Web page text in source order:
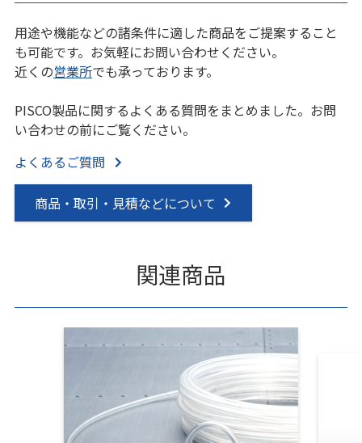
用途や機能などの諸条件に適した商品をご提案すること
も可能です。お気軽にお問い合わせください。
近くの営業所でも承っております。
PISCO製品に関するよくある質問をまとめました。お問
い合わせの前にご覧ください。
よくあるご質問
商品・取引・見積などについて
関連商品